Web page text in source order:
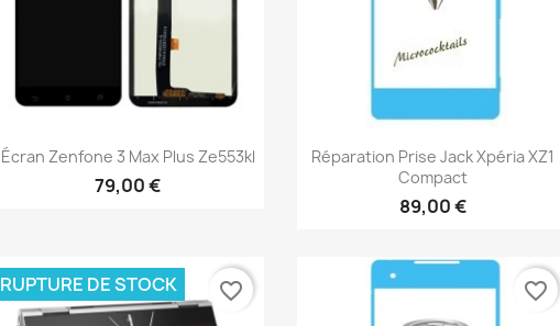
Aperçu rapide
Écran Zenfone 3 Max Plus Ze553kl
79,00 €
Aperçu rapide
Réparation Prise Jack Xpéria XZ1
Compact
89,00 €
RUPTURE DE STOCK favorite_border favorite_border